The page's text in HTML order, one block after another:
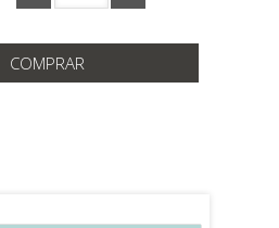
COMPRAR